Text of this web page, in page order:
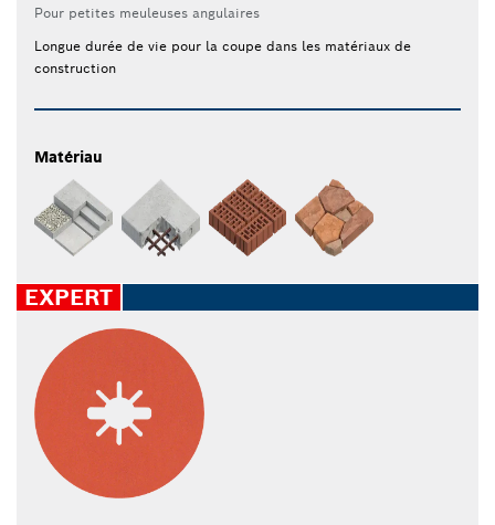
Pour petites meuleuses angulaires
Longue durée de vie pour la coupe dans les matériaux de
construction
Matériau
EXPERT